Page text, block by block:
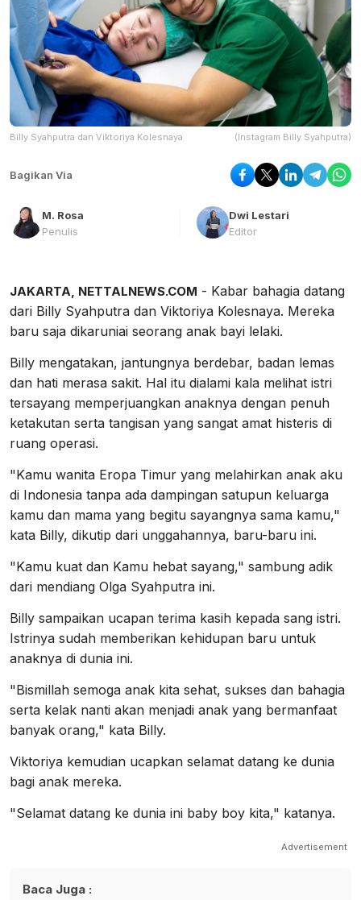
Billy Syahputra dan Viktoriya Kolesnaya (Instagram Billy Syahputra)
Bagikan Via
M. Rosa
Penulis
Dwi Lestari
Editor
JAKARTA, NETTALNEWS.COM - Kabar bahagia datang
dari Billy Syahputra dan Viktoriya Kolesnaya. Mereka
baru saja dikaruniai seorang anak bayi lelaki.
Billy mengatakan, jantungnya berdebar, badan lemas
dan hati merasa sakit. Hal itu dialami kala melihat istri
tersayang memperjuangkan anaknya dengan penuh
ketakutan serta tangisan yang sangat amat histeris di
ruang operasi.
"Kamu wanita Eropa Timur yang melahirkan anak aku
di Indonesia tanpa ada dampingan satupun keluarga
kamu dan mama yang begitu sayangnya sama kamu,"
kata Billy, dikutip dari unggahannya, baru-baru ini.
"Kamu kuat dan Kamu hebat sayang," sambung adik
dari mendiang Olga Syahputra ini.
Billy sampaikan ucapan terima kasih kepada sang istri.
Istrinya sudah memberikan kehidupan baru untuk
anaknya di dunia ini.
"Bismillah semoga anak kita sehat, sukses dan bahagia
serta kelak nanti akan menjadi anak yang bermanfaat
banyak orang," kata Billy.
Viktoriya kemudian ucapkan selamat datang ke dunia
bagi anak mereka.
"Selamat datang ke dunia ini baby boy kita," katanya.
Advertisement
Baca Juga :